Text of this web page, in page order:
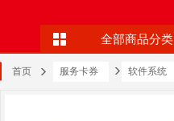
全部商品分类
首页 服务卡券 软件系统